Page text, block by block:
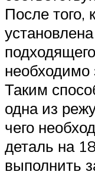
После того,
необходимо
Таким
одна из
чего
деталь на
выполнить